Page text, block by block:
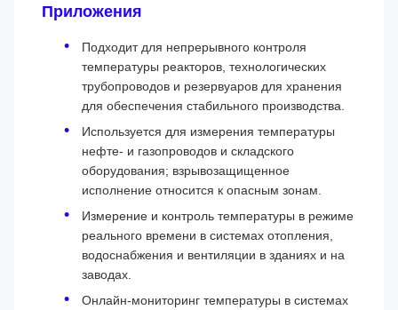
Приложения
Подходит для непрерывного контроля
температуры реакторов, технологических
трубопроводов и резервуаров для хранения
для обеспечения стабильного производства.
Используется для измерения температуры
нефте- и газопроводов и складского
оборудования; взрывозащищенное
исполнение относится к опасным зонам.
Измерение и контроль температуры в режиме
реального времени в системах отопления,
водоснабжения и вентиляции в зданиях и на
заводах.
Онлайн-мониторинг температуры в системах